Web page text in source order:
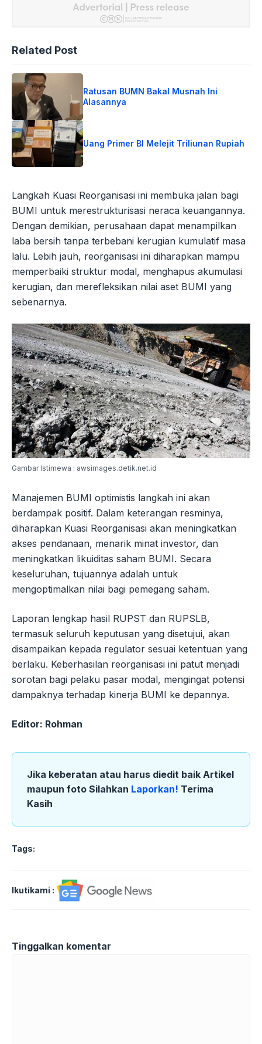
Related Post
Ratusan BUMN Bakal Musnah Ini
Alasannya
Uang Primer BI Melejit Triliunan Rupiah
Langkah Kuasi Reorganisasi ini membuka jalan bagi
BUMI untuk merestrukturisasi neraca keuangannya.
Dengan demikian, perusahaan dapat menampilkan
laba bersih tanpa terbebani kerugian kumulatif masa
lalu. Lebih jauh, reorganisasi ini diharapkan mampu
memperbaiki struktur modal, menghapus akumulasi
kerugian, dan merefleksikan nilai aset BUMI yang
sebenarnya.
Gambar Istimewa : awsimages.detik.net.id
Manajemen BUMI optimistis langkah ini akan
berdampak positif. Dalam keterangan resminya,
diharapkan Kuasi Reorganisasi akan meningkatkan
akses pendanaan, menarik minat investor, dan
meningkatkan likuiditas saham BUMI. Secara
keseluruhan, tujuannya adalah untuk
mengoptimalkan nilai bagi pemegang saham.
Laporan lengkap hasil RUPST dan RUPSLB,
termasuk seluruh keputusan yang disetujui, akan
disampaikan kepada regulator sesuai ketentuan yang
berlaku. Keberhasilan reorganisasi ini patut menjadi
sorotan bagi pelaku pasar modal, mengingat potensi
dampaknya terhadap kinerja BUMI ke depannya.
Editor: Rohman
Jika keberatan atau harus diedit baik Artikel
maupun foto Silahkan Laporkan! Terima
Kasih
Tags:
Ikutikami :
Tinggalkan komentar